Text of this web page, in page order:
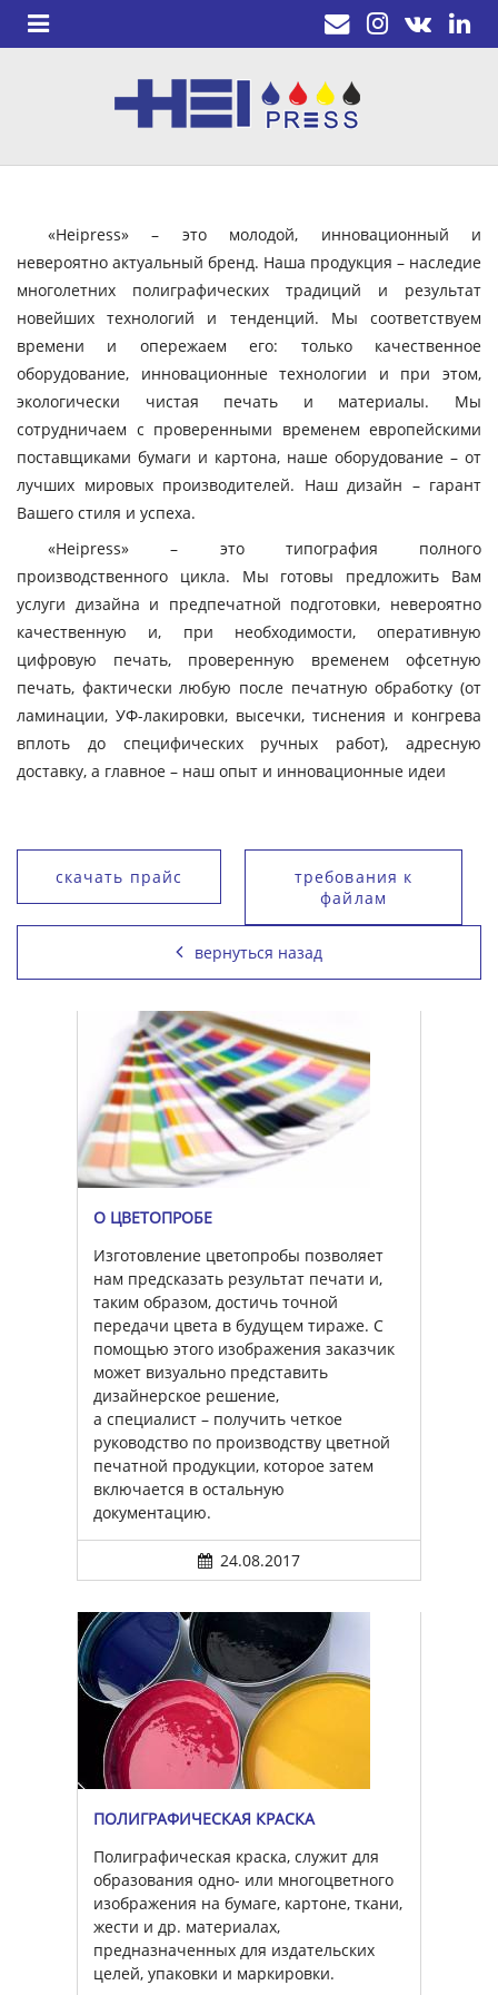
«Heipress» – это молодой, инновационный и
невероятно актуальный бренд. Наша продукция – наследие
многолетних полиграфических традиций и результат
новейших технологий и тенденций. Мы соответствуем
времени и опережаем его: только качественное
оборудование, инновационные технологии и при этом,
экологически чистая печать и материалы. Мы
сотрудничаем с проверенными временем европейскими
поставщиками бумаги и картона, наше оборудование – от
лучших мировых производителей. Наш дизайн – гарант
Вашего стиля и успеха.
«Heipress» – это типография полного
производственного цикла. Мы готовы предложить Вам
услуги дизайна и предпечатной подготовки, невероятно
качественную и, при необходимости, оперативную
цифровую печать, проверенную временем офсетную
печать, фактически любую после печатную обработку (от
ламинации, УФ-лакировки, высечки, тиснения и конгрева
вплоть до специфических ручных работ), адресную
доставку, а главное – наш опыт и инновационные идеи
скачать прайс
требования к
файлам
вернуться назад
О ЦВЕТОПРОБЕ
Изготовление цветопробы позволяет
нам предсказать результат печати и,
таким образом, достичь точной
передачи цвета в будущем тираже. С
помощью этого изображения заказчик
может визуально представить
дизайнерское решение,
а специалист – получить четкое
руководство по производству цветной
печатной продукции, которое затем
включается в остальную
документацию.
24.08.2017
ПОЛИГРАФИЧЕСКАЯ КРАСКА
Полиграфическая краска, служит для
образования одно- или многоцветного
изображения на бумаге, картоне, ткани,
жести и др. материалах,
предназначенных для издательских
целей, упаковки и маркировки.